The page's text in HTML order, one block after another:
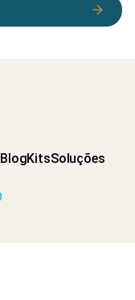
BlogKitsSoluções